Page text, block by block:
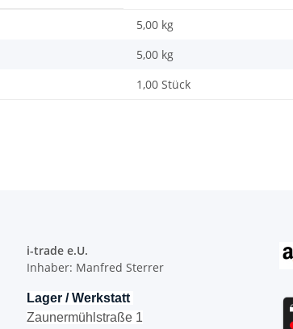
5,00 kg
5,00 kg
1,00 Stück
i-trade e.U.
Inhaber: Manfred Sterrer
Lager / Werkstatt
Zaunermühlstraße 1